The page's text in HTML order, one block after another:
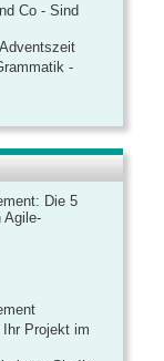
Co - Sind
-
Die 5
Agile-
Projekt im